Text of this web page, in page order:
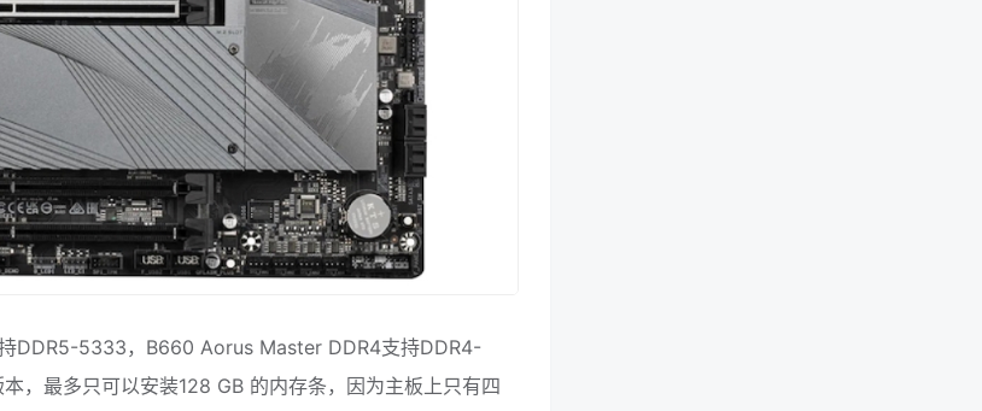
DDR5-5333，B660 Aorus Master DDR4支持DDR4-
，最多只可以安装128 GB 的内存条，因为主板上只有四